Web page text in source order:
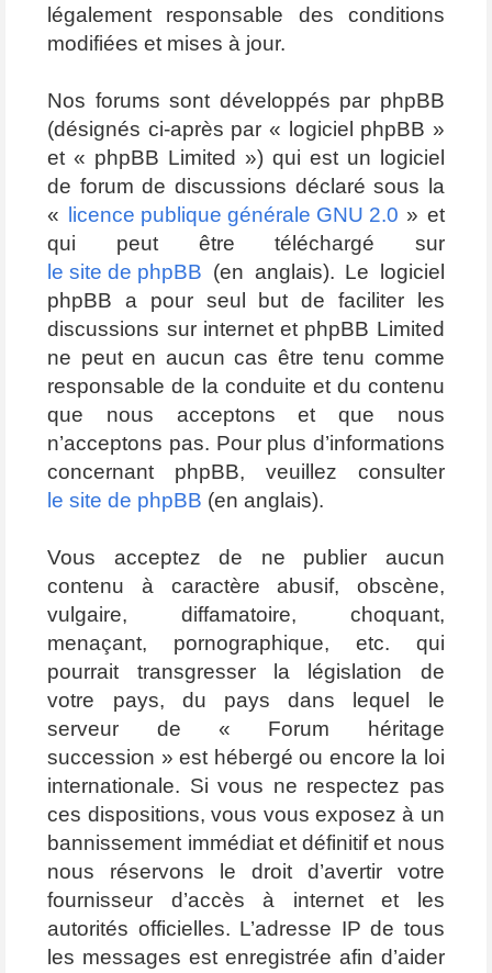
légalement responsable des conditions
modifiées et mises à jour.
Nos forums sont développés par phpBB
(désignés ci-après par « logiciel phpBB »
et « phpBB Limited ») qui est un logiciel
de forum de discussions déclaré sous la
«
licence publique générale GNU 2.0 » et
qui peut être téléchargé sur
le site de phpBB (en anglais). Le logiciel
phpBB a pour seul but de faciliter les
discussions sur internet et phpBB Limited
ne peut en aucun cas être tenu comme
responsable de la conduite et du contenu
que nous acceptons et que nous
n’acceptons pas. Pour plus d’informations
concernant phpBB, veuillez consulter
le site de phpBB (en anglais).
Vous acceptez de ne publier aucun
contenu à caractère abusif, obscène,
vulgaire, diffamatoire, choquant,
menaçant, pornographique, etc. qui
pourrait transgresser la législation de
votre pays, du pays dans lequel le
serveur de « Forum héritage
succession » est hébergé ou encore la loi
internationale. Si vous ne respectez pas
ces dispositions, vous vous exposez à un
bannissement immédiat et définitif et nous
nous réservons le droit d’avertir votre
fournisseur d’accès à internet et les
autorités officielles. L’adresse IP de tous
les messages est enregistrée afin d’aider